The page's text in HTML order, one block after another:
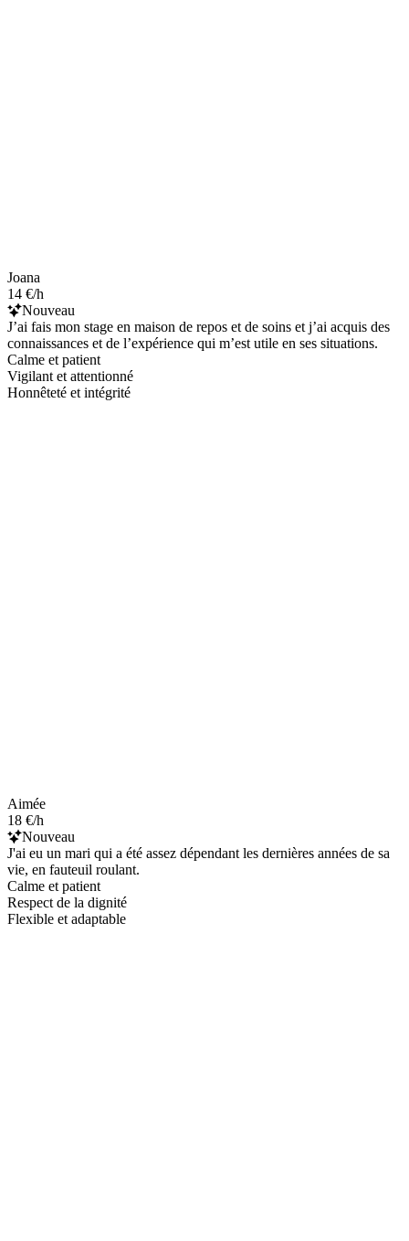
Joana
14 €/h
Nouveau
J’ai fais mon stage en maison de repos et de soins et j’ai acquis des
connaissances et de l’expérience qui m’est utile en ses situations.
Calme et patient
Vigilant et attentionné
Honnêteté et intégrité
Aimée
18 €/h
Nouveau
J'ai eu un mari qui a été assez dépendant les dernières années de sa
vie, en fauteuil roulant.
Calme et patient
Respect de la dignité
Flexible et adaptable